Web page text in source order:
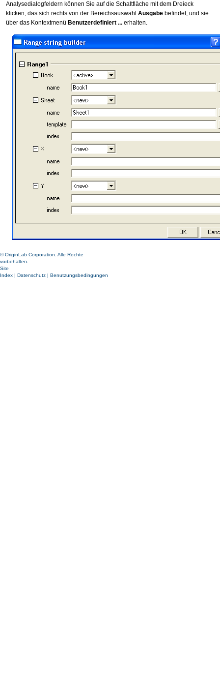
Analysedialogfeldern können Sie auf die Schaltfläche mit dem Dreieck
klicken, das sich rechts von der Bereichsauswahl Ausgabe befindet, und sie
über das Kontextmenü Benutzerdefiniert ... erhalten.
© OriginLab Corporation. Alle Rechte
vorbehalten.
Site
Index | Datenschutz | Benutzungsbedingungen